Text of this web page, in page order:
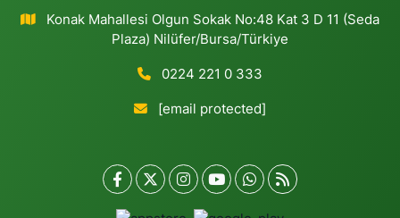
Konak Mahallesi Olgun Sokak No:48 Kat 3 D 11 (Seda
Plaza) Nilüfer/Bursa/Türkiye
0224 221 0 333
[email protected]